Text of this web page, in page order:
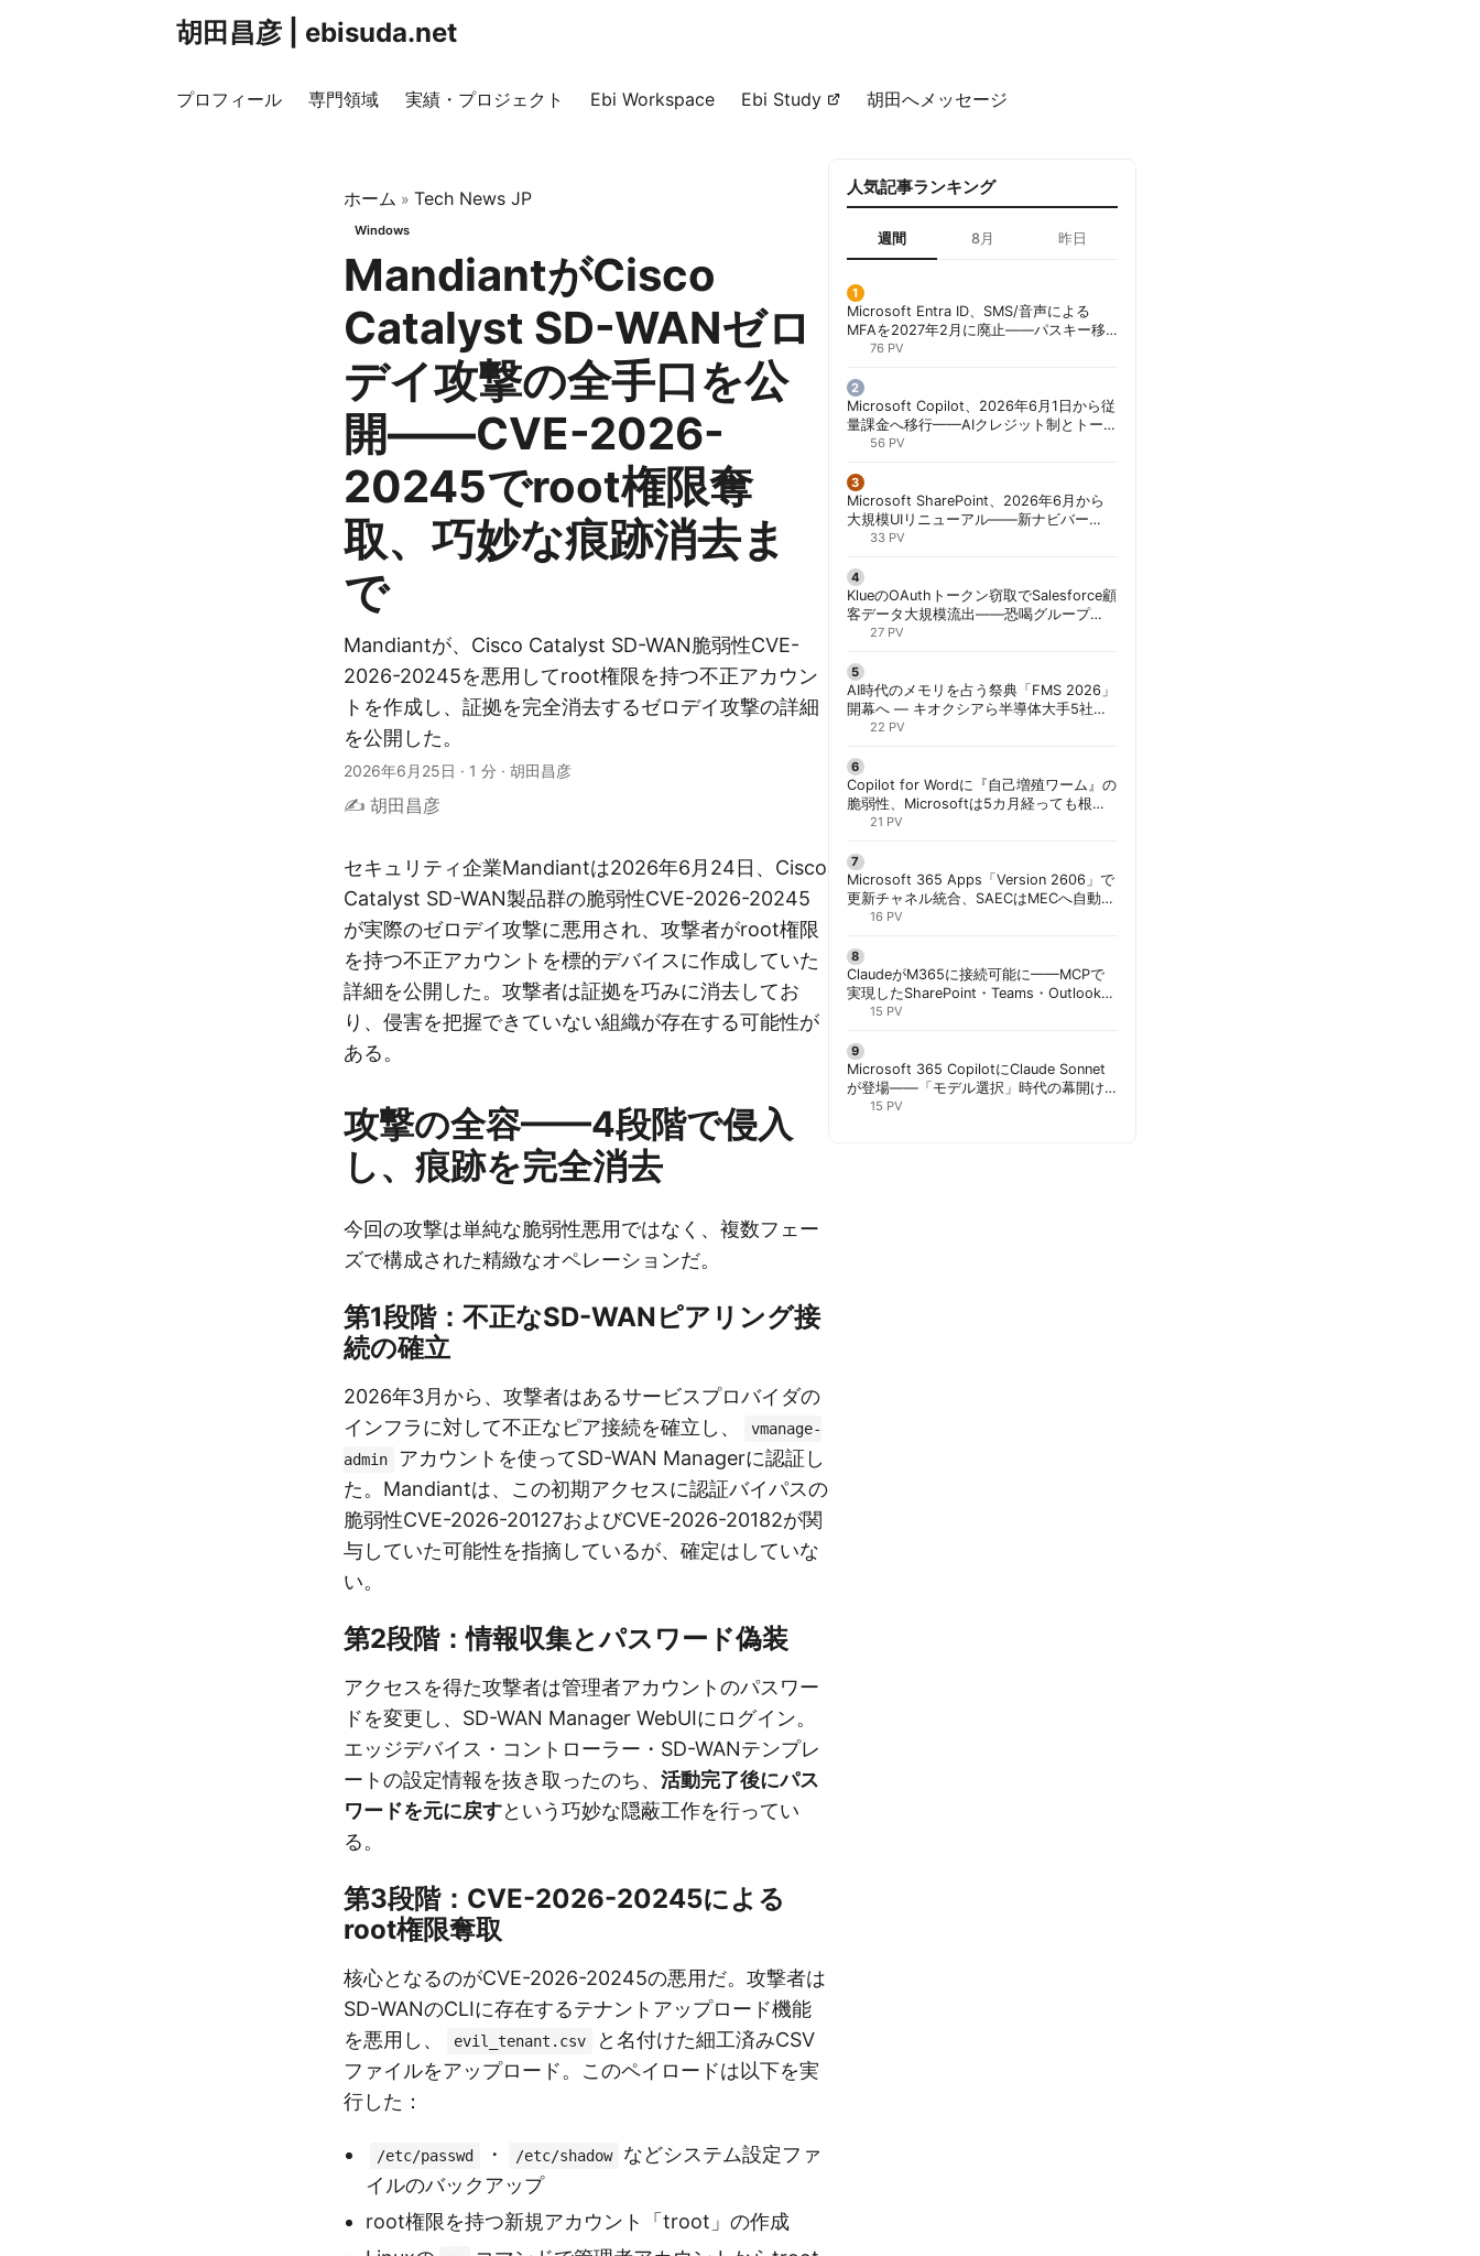
胡田昌彦 | ebisuda.net
プロフィール 専門領域 実績・プロジェクト Ebi Workspace Ebi Study 胡田へメッセージ
ホーム » Tech News JP
Windows
MandiantがCisco
Catalyst SD-WANゼロ
デイ攻撃の全手口を公
開——CVE-2026-
20245でroot権限奪
取、巧妙な痕跡消去ま
で
Mandiantが、Cisco Catalyst SD-WAN脆弱性CVE-
2026-20245を悪用してroot権限を持つ不正アカウン
トを作成し、証拠を完全消去するゼロデイ攻撃の詳細
を公開した。
2026年6月25日 · 1 分 · 胡田昌彦
✍️ 胡田昌彦
セキュリティ企業Mandiantは2026年6月24日、Cisco
Catalyst SD-WAN製品群の脆弱性CVE-2026-20245
が実際のゼロデイ攻撃に悪用され、攻撃者がroot権限
を持つ不正アカウントを標的デバイスに作成していた
詳細を公開した。攻撃者は証拠を巧みに消去してお
り、侵害を把握できていない組織が存在する可能性が
ある。
攻撃の全容——4段階で侵入
し、痕跡を完全消去
今回の攻撃は単純な脆弱性悪用ではなく、複数フェー
ズで構成された精緻なオペレーションだ。
第1段階：不正なSD-WANピアリング接
続の確立
2026年3月から、攻撃者はあるサービスプロバイダの
インフラに対して不正なピア接続を確立し、
vmanage-
admin
アカウントを使ってSD-WAN Managerに認証し
た。Mandiantは、この初期アクセスに認証バイパスの
脆弱性CVE-2026-20127およびCVE-2026-20182が関
与していた可能性を指摘しているが、確定はしていな
い。
第2段階：情報収集とパスワード偽装
アクセスを得た攻撃者は管理者アカウントのパスワー
ドを変更し、SD-WAN Manager WebUIにログイン。
エッジデバイス・コントローラー・SD-WANテンプレ
ートの設定情報を抜き取ったのち、 活動完了後にパス
ワードを元に戻すという巧妙な隠蔽工作を行ってい
る。
第3段階：CVE-2026-20245による
root権限奪取
核心となるのがCVE-2026-20245の悪用だ。攻撃者は
SD-WANのCLIに存在するテナントアップロード機能
を悪用し、
evil_tenant.csv
と名付けた細工済みCSV
ファイルをアップロード。このペイロードは以下を実
行した：
/etc/passwd ・ /etc/shadow
などシステム設定ファ
イルのバックアップ
root権限を持つ新規アカウント「troot」の作成
人気記事ランキング
週間 8月 昨日
Microsoft Entra ID、SMS/音声による
MFAを2027年2月に廃止——パスキー移
行が既定に | 胡田昌彦
76 PV
Microsoft Copilot、2026年6月1日から従
量課金へ移行——AIクレジット制とトーク
ンコストで「メーターショック」を回避
56 PV
Microsoft SharePoint、2026年6月から
大規模UIリニューアル——新ナビバー
「Discover/Publish/Build」とAI機能を段
33 PV
KlueのOAuthトークン窃取でSalesforce顧
客データ大規模流出——恐喝グループ
「Icarus」が犯行声明 | 胡田昌彦
27 PV
AI時代のメモリを占う祭典「FMS 2026」
開幕へ ― キオクシアら半導体大手5社が
基調講演に集結 | 胡田昌彦
22 PV
Copilot for Wordに『自己増殖ワーム』の
脆弱性、Microsoftは5カ月経っても根本
対策できず | 胡田昌彦
21 PV
Microsoft 365 Apps「Version 2606」で
更新チャネル統合、SAECはMECへ自動移
行 | 胡田昌彦
16 PV
ClaudeがM365に接続可能に——MCPで
実現したSharePoint・Teams・Outlook連
携、セキュリティと実務への影響を読み
15 PV
Microsoft 365 CopilotにClaude Sonnet
が登場——「モデル選択」時代の幕開け
と管理者が知るべき注意点 | 胡田昌彦
15 PV